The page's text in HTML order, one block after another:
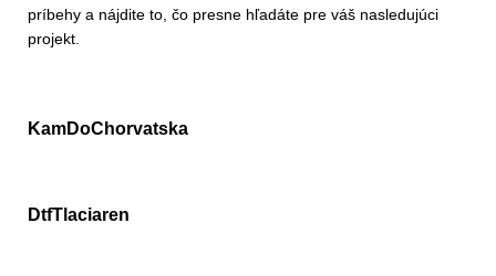
príbehy a nájdite to, čo presne hľadáte pre váš nasledujúci
projekt.
KamDoChorvatska
DtfTlaciaren